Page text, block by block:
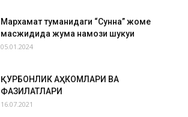
Мархамат туманидаги “Сунна” жоме
масжидида жума намози шукуҳи
05.01.2024
ҚУРБОНЛИК АҲКОМЛАРИ ВА
ФАЗИЛАТЛАРИ
16.07.2021